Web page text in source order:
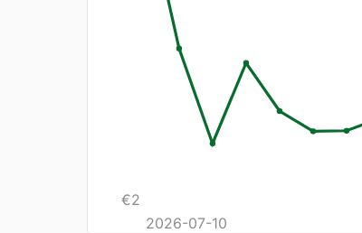
€2
2026-07-10